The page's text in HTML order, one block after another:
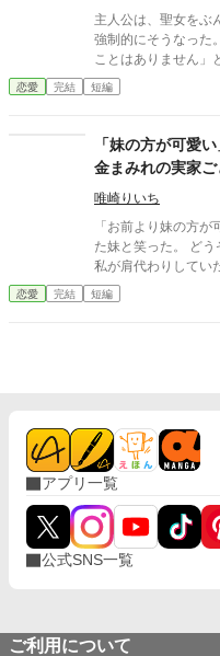
ラー風味（人間の狂
傷つかず、溺愛され
ません。
主人公は、聖女をぶ
強制的にそうなった
ことはありません」とい
先に、幸せはあるだろうか？ 小説家になろう様
す。
恋愛 完結 短編
「妹の方が可愛
金まみれの実家
負債、すべてお二
唯崎りいち
「お前より妹の方
た妹と笑った。 どう
私が肩代わりしてい
き継いでおきました
った妹。 身の丈に合
恋愛 完結 短編
アプリ一覧
公式SNS一覧
ご利用について